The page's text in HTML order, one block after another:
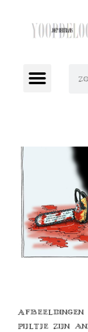
pijltje zijn